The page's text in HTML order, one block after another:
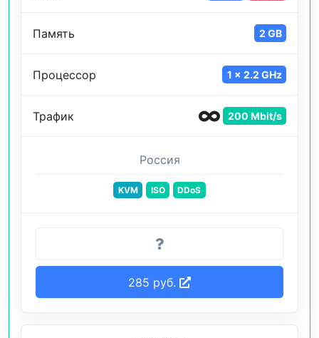
Память 2 GB
Процессор 1 x 2.2 GHz
Трафик 200 Mbit/s
Россия
KVM ISO DDoS
285 руб.